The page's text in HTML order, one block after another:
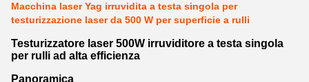
Macchina laser Yag irruvidita a testa singola per
testurizzazione laser da 500 W per superficie a rulli
Testurizzatore laser 500W irruviditore a testa singola
per rulli ad alta efficienza
Panoramica